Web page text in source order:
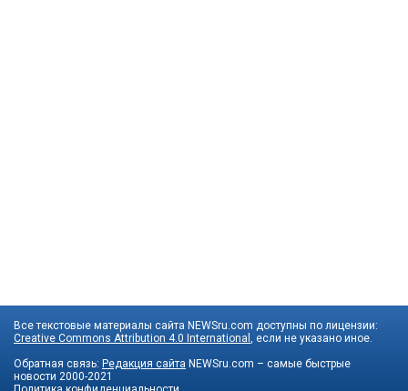
Все текстовые материалы сайта NEWSru.com доступны по лицензии:
Creative Commons Attribution 4.0 International , если не указано иное.
Обратная связь: Редакция сайта NEWSru.com – самые быстрые
новости 2000-2021